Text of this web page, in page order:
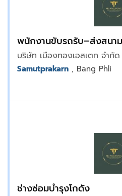
พนักงานขับรถรับ–ส่งสนา
บริษัท เมืองทองเอสเตท จำกัด
Samutprakarn , Bang Phli
ช่างซ่อมบำรุงโกดัง